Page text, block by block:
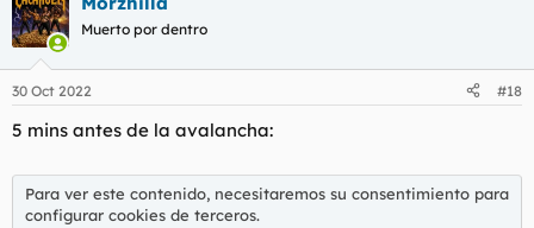
Muerto por dentro
30 Oct 2022 #18
5 mins antes de la avalancha:
Para ver este contenido, necesitaremos su consentimiento para
configurar cookies de terceros.